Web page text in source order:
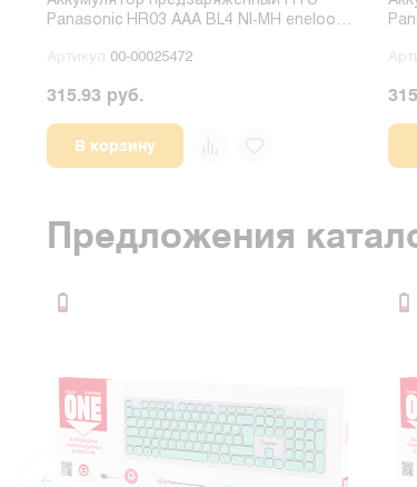
Panasonic HR03 AAA BL4 NI-MH eneloop
Артикул 00-00025472
315.93 руб.
В корзину
Предложения